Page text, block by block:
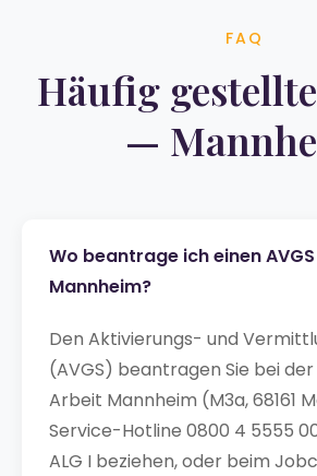
FAQ
Häufig
—
Wo beantrage ich einen
Mannheim?
Den Aktivierungs- und
(AVGS) beantragen Sie bei
Arbeit Mannheim (M3a, 68161
Service-Hotline 0800 4 5555
ALG I beziehen, oder beim